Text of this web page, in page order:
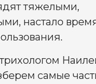
тяжелыми,
настало
самые